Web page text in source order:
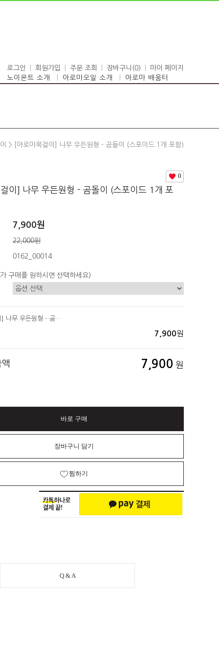
로그인 회원가입 주문 조회 장바구니(0)
마이 페이지
노이몬트 소개
아로마오일 소개 아로마 배움터
> [아로마목걸이] 나무 우든원형 - 곰돌이 (스포이드 1개 포함)
0
이] 나무 우든원형 - 곰돌이 (스포이드 1개 포
7,900원
22,000원
0162_00014
구매를 원하시면 선택하세요)
[아로마목걸이] 나무 우든원형 - 곰돌이 (스포이드 1개 포함)
7,900원
7,900 원
바로 구매
장바구니 담기
찜하기
Q & A